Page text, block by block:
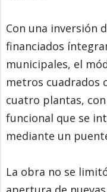
Con una inversión
financiados
municipales, el
metros cuadrados
cuatro plantas,
funcional que se
mediante un
La obra no se